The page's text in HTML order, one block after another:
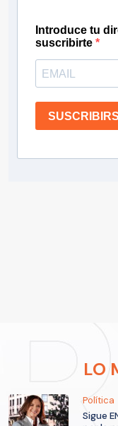
Introduce tu
suscribirte
LO
Política
Sigue